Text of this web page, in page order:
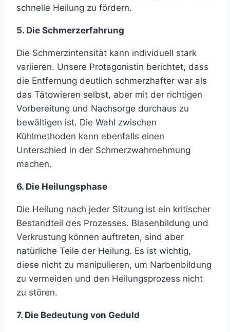
schnelle Heilung zu fördern.
5. Die Schmerzerfahrung
Die Schmerzintensität kann individuell stark
variieren. Unsere Protagonistin berichtet, dass
die Entfernung deutlich schmerzhafter war als
das Tätowieren selbst, aber mit der richtigen
Vorbereitung und Nachsorge durchaus zu
bewältigen ist. Die Wahl zwischen
Kühlmethoden kann ebenfalls einen
Unterschied in der Schmerzwahrnehmung
machen.
6. Die Heilungsphase
Die Heilung nach jeder Sitzung ist ein kritischer
Bestandteil des Prozesses. Blasenbildung und
Verkrustung können auftreten, sind aber
natürliche Teile der Heilung. Es ist wichtig,
diese nicht zu manipulieren, um Narbenbildung
zu vermeiden und den Heilungsprozess nicht
zu stören.
7. Die Bedeutung von Geduld